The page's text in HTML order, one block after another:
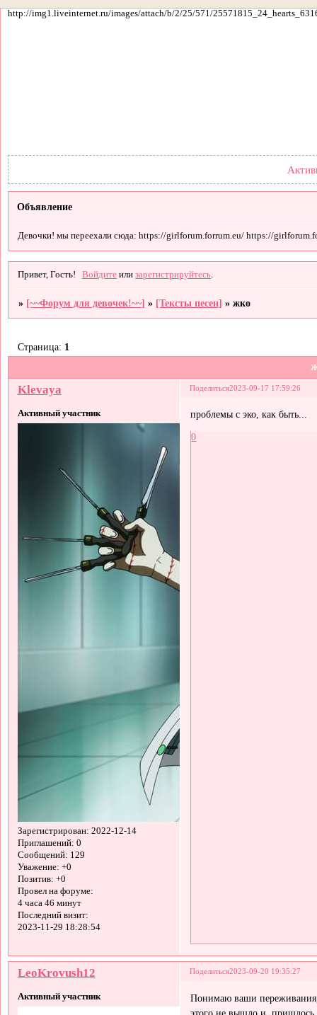
http://img1.liveinternet.ru/images/attach/b/2/25/571/
Объявление
Девочки! мы переехали сюда: https://girlforum.forrum.eu/ https://
Привет, Гость! Войдите илизарегистрируйтесь
» [~~Форум для девочек!~~] » [Тексты песен] »жко
Страница: 1
Поделиться2023-09-17 17:59:26
Klevaya
Активный участник
Зарегистрирован: 2022-12-14
Приглашений: 0
Сообщений: 129
Уважение: +0
Позитив: +0
Провел на форуме:
4 часа 46 минут
Последний визит:
2023-11-29 18:28:54
проблемы с эко, как быть...
0
Поделиться2023-09-20 19:35:27
LeoKrovush12
Активный участник
Понимаю ваши
этого не вышло и, пришлось